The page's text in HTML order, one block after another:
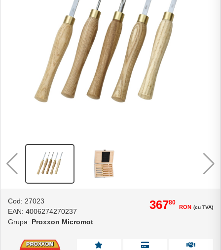
Cod: 27023
EAN: 4006274270237
Grupa: Proxxon Micromot
36780
RON (cu TVA)